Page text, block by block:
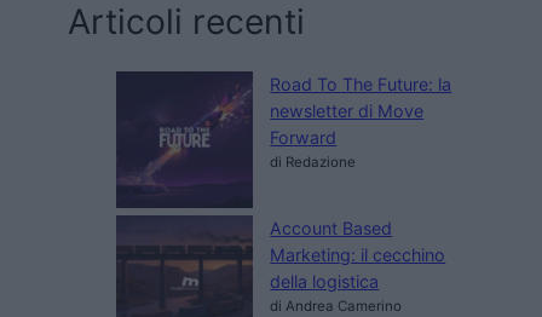
Articoli recenti
Road To The Future: la
newsletter di Move
Forward
di Redazione
Account Based
Marketing: il cecchino
della logistica
di Andrea Camerino